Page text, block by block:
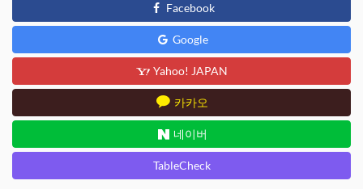
Facebook
Google
Yahoo! JAPAN
카카오
네이버
TableCheck